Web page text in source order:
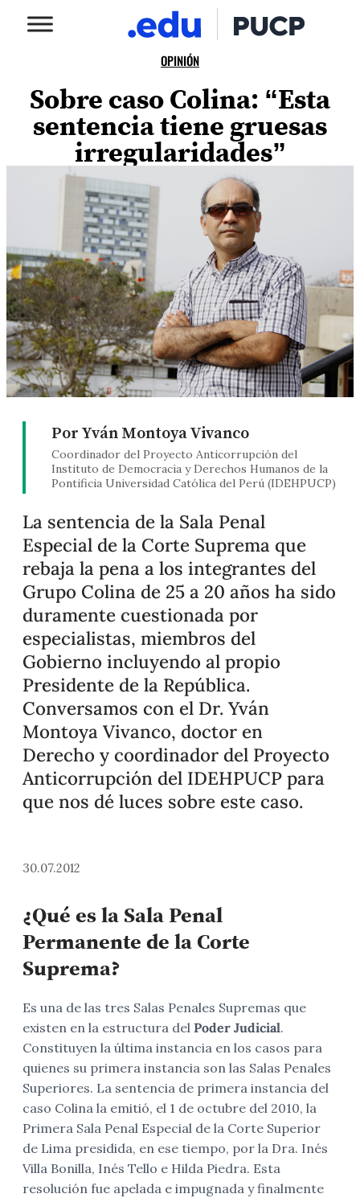
OPINIÓN
Sobre caso Colina: “Esta
sentencia tiene gruesas
irregularidades”
Por Yván Montoya Vivanco
Coordinador del Proyecto Anticorrupción del
Instituto de Democracia y Derechos Humanos de la
Pontificia Universidad Católica del Perú (IDEHPUCP)
La sentencia de la Sala Penal
Especial de la Corte Suprema que
rebaja la pena a los integrantes del
Grupo Colina de 25 a 20 años ha sido
duramente cuestionada por
especialistas, miembros del
Gobierno incluyendo al propio
Presidente de la República.
Conversamos con el Dr. Yván
Montoya Vivanco, doctor en
Derecho y coordinador del Proyecto
Anticorrupción del IDEHPUCP para
que nos dé luces sobre este caso.
30.07.2012
¿Qué es la Sala Penal
Permanente de la Corte
Suprema?
Es una de las tres Salas Penales Supremas que
existen en la estructura del Poder Judicial.
Constituyen la última instancia en los casos para
quienes su primera instancia son las Salas Penales
Superiores. La sentencia de primera instancia del
caso Colina la emitió, el 1 de octubre del 2010, la
Primera Sala Penal Especial de la Corte Superior
de Lima presidida, en ese tiempo, por la Dra. Inés
Villa Bonilla, Inés Tello e Hilda Piedra. Esta
resolución fue apelada e impugnada y finalmente